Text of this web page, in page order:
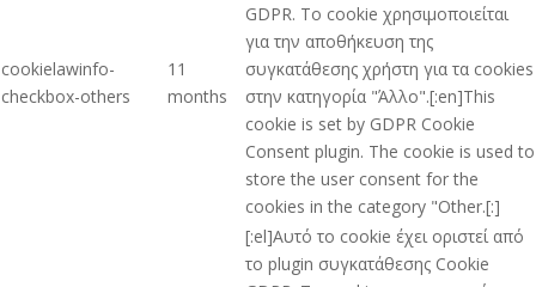
cookielawinfo-
checkbox-others
11
months
GDPR. Το cookie χρησιμοποιείται
για την αποθήκευση της
συγκατάθεσης χρήστη για τα cookies
στην κατηγορία "Άλλο".[:en]This
cookie is set by GDPR Cookie
Consent plugin. The cookie is used to
store the user consent for the
cookies in the category "Other.[:]
[:el]Αυτό το cookie έχει οριστεί από
το plugin συγκατάθεσης Cookie